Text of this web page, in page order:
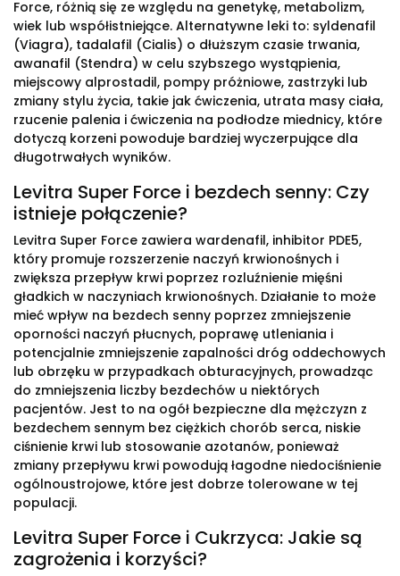
Force, różnią się ze względu na genetykę, metabolizm,
wiek lub współistniejące. Alternatywne leki to: syldenafil
(Viagra), tadalafil (Cialis) o dłuższym czasie trwania,
awanafil (Stendra) w celu szybszego wystąpienia,
miejscowy alprostadil, pompy próżniowe, zastrzyki lub
zmiany stylu życia, takie jak ćwiczenia, utrata masy ciała,
rzucenie palenia i ćwiczenia na podłodze miednicy, które
dotyczą korzeni powoduje bardziej wyczerpujące dla
długotrwałych wyników.
Levitra Super Force i bezdech senny: Czy
istnieje połączenie?
Levitra Super Force zawiera wardenafil, inhibitor PDE5,
który promuje rozszerzenie naczyń krwionośnych i
zwiększa przepływ krwi poprzez rozluźnienie mięśni
gładkich w naczyniach krwionośnych. Działanie to może
mieć wpływ na bezdech senny poprzez zmniejszenie
oporności naczyń płucnych, poprawę utleniania i
potencjalnie zmniejszenie zapalności dróg oddechowych
lub obrzęku w przypadkach obturacyjnych, prowadząc
do zmniejszenia liczby bezdechów u niektórych
pacjentów. Jest to na ogół bezpieczne dla mężczyzn z
bezdechem sennym bez ciężkich chorób serca, niskie
ciśnienie krwi lub stosowanie azotanów, ponieważ
zmiany przepływu krwi powodują łagodne niedociśnienie
ogólnoustrojowe, które jest dobrze tolerowane w tej
populacji.
Levitra Super Force i Cukrzyca: Jakie są
zagrożenia i korzyści?